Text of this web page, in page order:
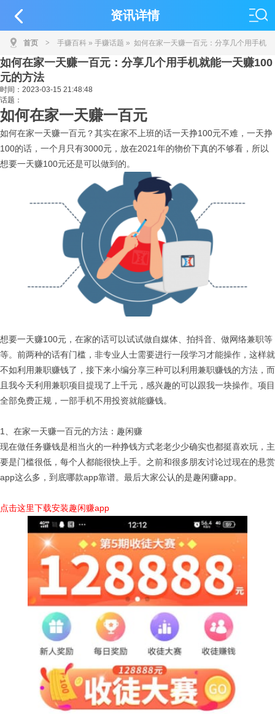
资讯详情
首页 > 手赚百科 » 手赚话题 » 如何在家一天赚一百元：分享几个用手机
就能一天赚100元的方法
如何在家一天赚一百元：分享几个用手机就能一天赚100
元的方法
时间： 2023-03-15 21:48:48
话题：
如何在家一天赚一百元
如何在家一天赚一百元？其实在家不上班的话一天挣100元不难，一天挣
100的话，一个月只有3000元，放在2021年的物价下真的不够看，所以
想要一天赚100元还是可以做到的。
想要一天赚100元，在家的话可以试试做自媒体、拍抖音、做网络兼职等
等。前两种的话有门槛，非专业人士需要进行一段学习才能操作，这样就
不如利用兼职赚钱了，接下来小编分享三种可以利用兼职赚钱的方法，而
且我今天利用兼职项目提现了上千元，感兴趣的可以跟我一块操作。项目
全部免费正规，一部手机不用投资就能赚钱。
1、在家一天赚一百元的方法：趣闲赚
现在做任务赚钱是相当火的一种挣钱方式老老少少确实也都挺喜欢玩，主
要是门槛很低，每个人都能很快上手。之前和很多朋友讨论过现在的悬赏
app这么多，到底哪款app靠谱。最后大家公认的是趣闲赚app。
点击这里下载安装趣闲赚app